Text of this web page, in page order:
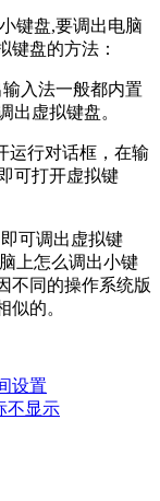
键盘,要调出电脑
键盘的方法：
入法一般都内置
出虚拟键盘。
运行对话框，在输
可打开虚拟键
可调出虚拟键
上怎么调出小键
不同的操作系统版
似的。
设置
不显示